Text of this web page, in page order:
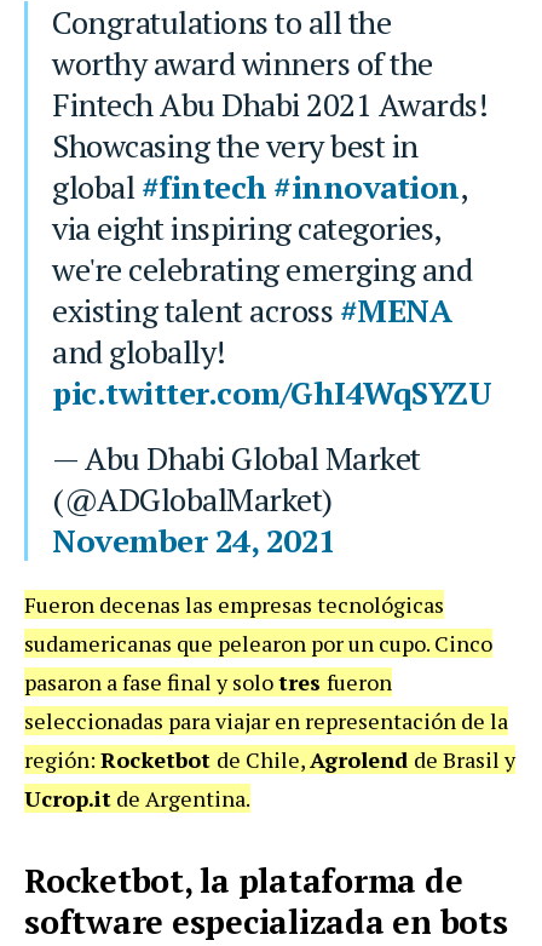
Congratulations to all the
worthy award winners of the
Fintech Abu Dhabi 2021 Awards!
Showcasing the very best in
global#fintech #innovation,
via eight inspiring categories,
we're celebrating emerging and
existing talent across #MENA
and globally!
pic.twitter.com/GhI4WqSYZU
— Abu Dhabi Global Market
(@ADGlobalMarket)
November 24, 2021
Fueron decenas las empresas tecnológicas
sudamericanas que pelearon por un cupo. Cinco
pasaron a fase final y solotres fueron
seleccionadas para viajar en representación de la
región: Rocketbot de Chile,Agrolend de Brasil y
Ucrop.it de Argentina.
Rocketbot, la plataforma de
software especializada en bots